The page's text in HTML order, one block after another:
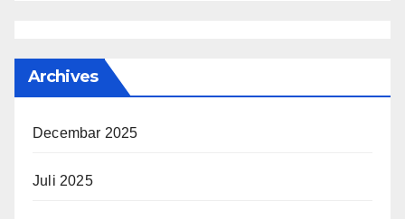
Archives
Decembar 2025
Juli 2025